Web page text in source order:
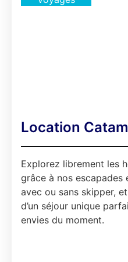
Location
Explorez librement les
grâce à nos escapades
avec ou sans skipper,
d’un séjour unique
envies du moment.